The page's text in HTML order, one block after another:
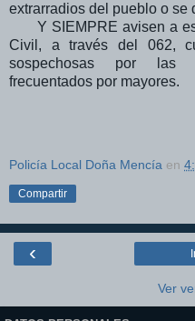
extrarradios del pueblo o
Y SIEMPRE avisen a
Civil, a través del 062,
sospechosas por las
frecuentados por mayores.
Policía Local Doña Mencía en
Compartir
‹
Ver